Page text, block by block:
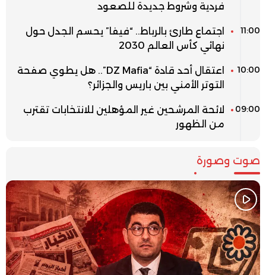
فردية وشروط جديدة للصعود
11:00
اجتماع طارئ بالرباط.. “فيفا” يحسم الجدل حول
نهائي كأس العالم 2030
10:00
اعتقال أحد قادة “DZ Mafia”.. هل يطوي صفحة
التوتر الأمني بين باريس والجزائر؟
09:00
لائحة المرشحين غير المؤهلين للانتخابات تقترب
من الظهور
صوت وصورة